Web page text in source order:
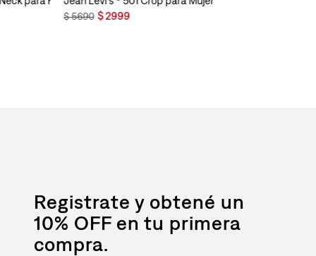
$5690 $2999
Registrate y obtené un
10% OFF en tu primera
compra.